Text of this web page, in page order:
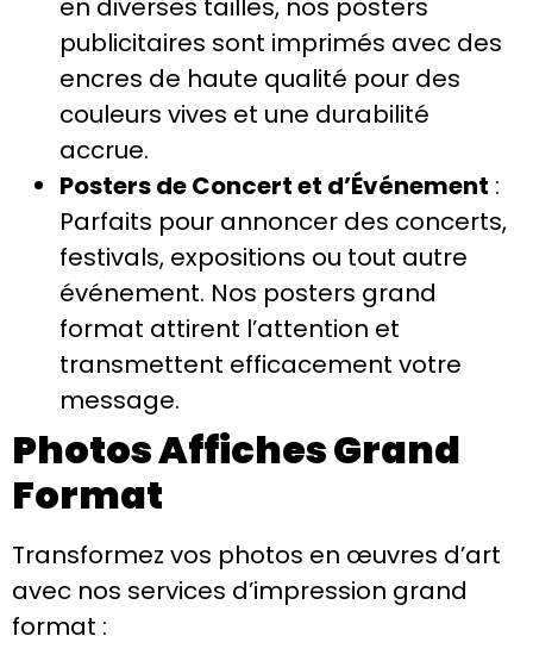
en diverses tailles, nos posters
publicitaires sont imprimés avec des
encres de haute qualité pour des
couleurs vives et une durabilité
accrue.
Posters de Concert et d’Événement :
Parfaits pour annoncer des concerts,
festivals, expositions ou tout autre
événement. Nos posters grand
format attirent l’attention et
transmettent efficacement votre
message.
Photos Affiches Grand
Format
Transformez vos photos en œuvres d’art
avec nos services d’impression grand
format :